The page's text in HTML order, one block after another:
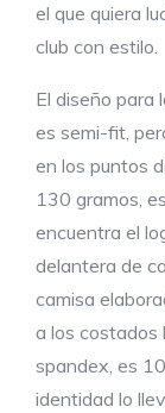
el que quiera
club con estilo.
El diseño para
es semi-fit,
en los puntos
130 gramos,
encuentra el
delantera de
camisa
a los costados
spandex, es
identidad lo